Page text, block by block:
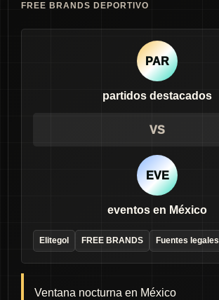
FREE BRANDS DEPORTIVO
PAR
partidos destacados
VS
EVE
eventos en México
Elitegol FREE BRANDS Fuentes legales
Ventana nocturna en México